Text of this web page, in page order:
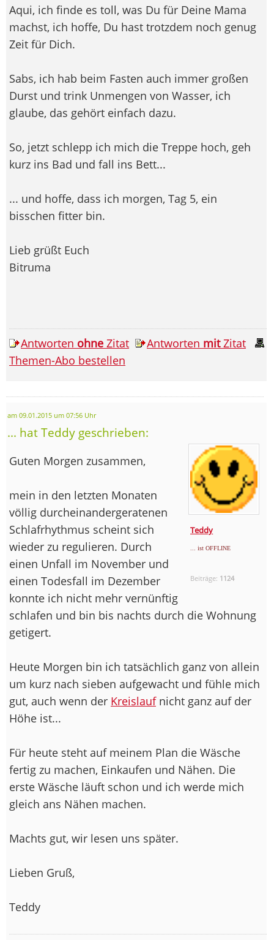
Aqui, ich finde es toll, was Du für Deine Mama
machst, ich hoffe, Du hast trotzdem noch genug
Zeit für Dich.
Sabs, ich hab beim Fasten auch immer großen
Durst und trink Unmengen von Wasser, ich
glaube, das gehört einfach dazu.
So, jetzt schlepp ich mich die Treppe hoch, geh
kurz ins Bad und fall ins Bett...
... und hoffe, dass ich morgen, Tag 5, ein
bisschen fitter bin.
Lieb grüßt Euch
Bitruma
Antworten ohne Zitat Antworten mitZitat
Themen-Abo bestellen
am 09.01.2015 um 07:56 Uhr
... hat Teddy geschrieben:
Teddy
... ist OFFLINE
Beiträge: 1124
Guten Morgen zusammen,
mein in den letzten Monaten
völlig durcheinandergeratenen
Schlafrhythmus scheint sich
wieder zu regulieren. Durch
einen Unfall im November und
einen Todesfall im Dezember
konnte ich nicht mehr vernünftig
schlafen und bin bis nachts durch die Wohnung
getigert.
Heute Morgen bin ich tatsächlich ganz von allein
um kurz nach sieben aufgewacht und fühle mich
gut, auch wenn der Kreislaufnicht ganz auf der
Höhe ist...
Für heute steht auf meinem Plan die Wäsche
fertig zu machen, Einkaufen und Nähen. Die
erste Wäsche läuft schon und ich werde mich
gleich ans Nähen machen.
Machts gut, wir lesen uns später.
Lieben Gruß,
Teddy